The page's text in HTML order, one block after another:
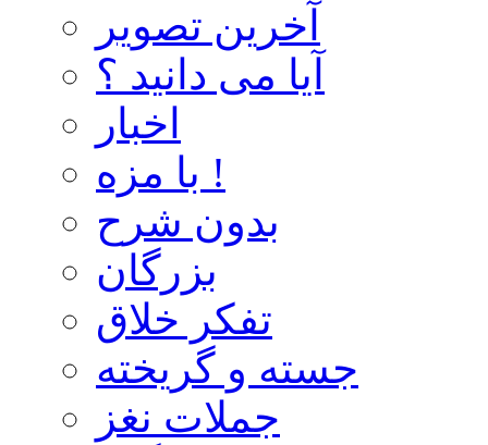
آخرین تصویر
آیا می دانید ؟
اخبار
با مزه !
بدون شرح
بزرگان
تفکر خلاق
جسته و گریخته
جملات نغز